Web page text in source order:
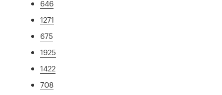
646
1271
675
1925
1422
708